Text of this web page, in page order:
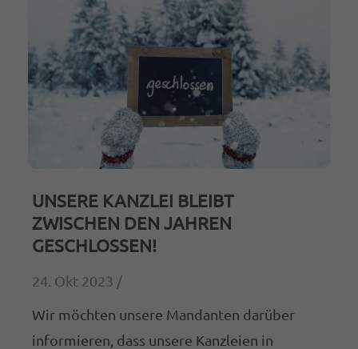
Termine außerhalb der Bürozeiten nach
Vereinbarung
Steuerberatung Hurtig²
48324 Sendenhorst
info@stb-hurtig2.de
ABOUT US
Lorem ipsum dolor sit amet, consectetuer
Aenean commodo ligula eget dolor. Aenean
UNSERE KANZLEI BLEIBT
ZWISCHEN DEN JAHREN
GESCHLOSSEN!
24. Okt 2023 /
Wir möchten unsere Mandanten darüber
informieren, dass unsere Kanzleien in